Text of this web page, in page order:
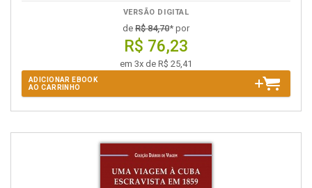
VERSÃO DIGITAL
de R$ 84,70* por
R$ 76,23
em 3x de R$ 25,41
ADICIONAR EBOOK
AO CARRINHO